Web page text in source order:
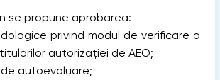
se propune aprobarea:
privind modul de verificare a
autorizației de AEO;
autoevaluare;